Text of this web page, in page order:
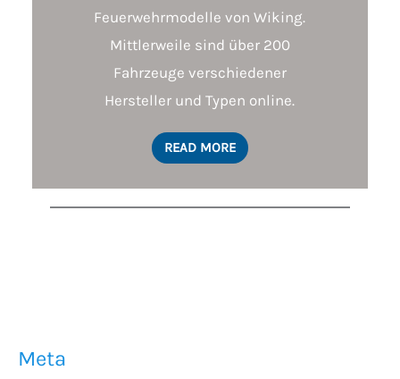
Feuerwehrmodelle von Wiking.
Mittlerweile sind über 200
Fahrzeuge verschiedener
Hersteller und Typen online.
READ MORE
Meta